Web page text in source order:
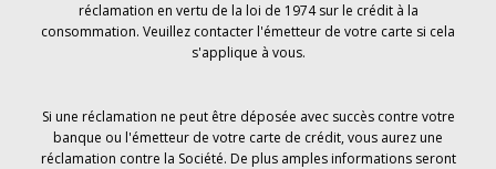
réclamation en vertu de la loi de 1974 sur le crédit à la
consommation. Veuillez contacter l'émetteur de votre carte si cela
s'applique à vous.
Si une réclamation ne peut être déposée avec succès contre votre
banque ou l'émetteur de votre carte de crédit, vous aurez une
réclamation contre la Société. De plus amples informations seront